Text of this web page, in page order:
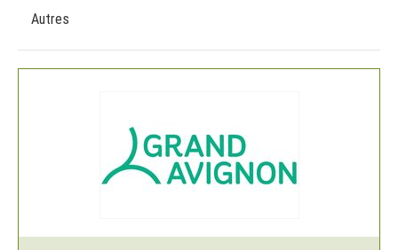
Autres